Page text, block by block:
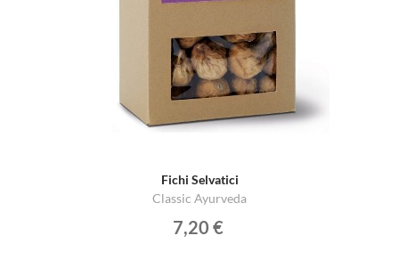
Fichi Selvatici
Classic Ayurveda
7,20 €